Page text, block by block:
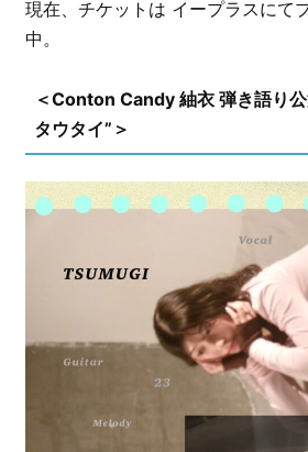
現在、チケットは イープラスにて
中。
＜Conton Candy 紬衣 弾き語り
タウタイ”＞